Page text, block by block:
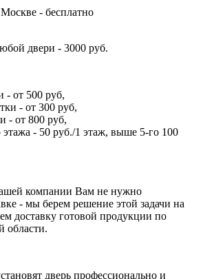
- бесплатно
двери - 3000 руб.
- от 500 руб,
- от 300 руб,
- от 800 руб,
этажа - 50 руб./1 этаж, выше 5-го 100
компании Вам не нужно
- мы берем решение этой задачи на
доставку готовой продукции по
области.
дверь профессионально и